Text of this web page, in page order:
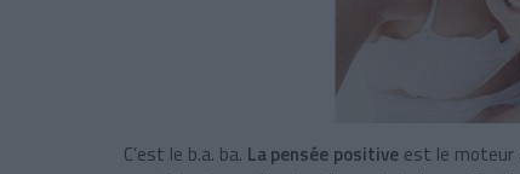
C’est le b.a. ba. La pensée positive est le moteur